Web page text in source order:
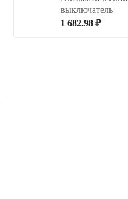
выключатель
1 682.98 ₽